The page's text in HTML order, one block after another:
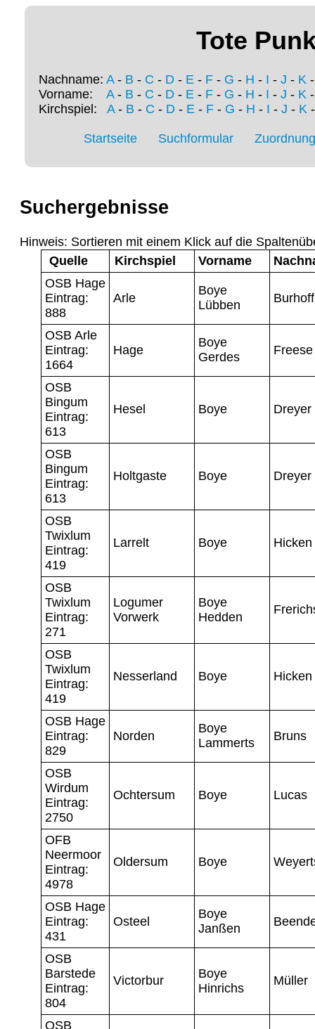
Tote
Nachname: A- B - C - D - E - F - G - H - I - J - K
Vorname: A- B - C - D - E - F - G - H - I - J - K
Kirchspiel: A- B - C - D- E- F- G - H - I - J - K
Startseite Suchformular
Suchergebnisse
Hinweis: Sortieren mit einem Klick auf die
Quelle
Kirchspiel Vorname
OSB Hage
Eintrag:
888
Arle
Boye
Lübben
Burhoff
OSB Arle
Eintrag:
1664
Hage
Boye
Gerdes
Freese
OSB
Bingum
Eintrag:
613
Hesel Boye Dreyer
OSB
Bingum
Eintrag:
613
Holtgaste Boye Dreyer
OSB
Twixlum
Eintrag:
419
Larrelt Boye Hicken
OSB
Twixlum
Eintrag:
271
Logumer
Vorwerk
Boye
Hedden
OSB
Twixlum
Eintrag:
419
Nesserland Boye Hicken
OSB Hage
Eintrag:
829
Norden
Boye
Lammerts
Bruns
OSB
Wirdum
Eintrag:
2750
Ochtersum Boye Lucas
OFB
Neermoor
Eintrag:
4978
Oldersum Boye
OSB Hage
Eintrag:
431
Osteel
Boye
Janßen
OSB
Barstede
Eintrag:
804
Victorbur
Boye
Hinrichs
Müller
OSB